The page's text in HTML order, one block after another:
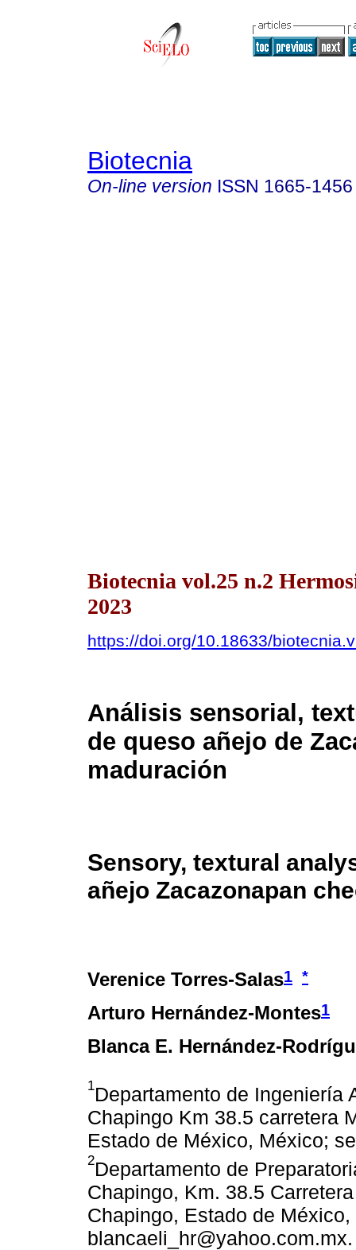
Biotecnia
On-line version ISSN 1665-1456
Biotecnia vol.25 n.2
2023
https://doi.org/10.18633/
Análisis sensorial,
de queso añejo de
maduración
Sensory, textural
añejo Zacazonapan
Verenice Torres-Salas1 *
Arturo Hernández-Montes1
Blanca E. Hernández-
1Departamento de Ingeniería
Chapingo Km 38.5 carretera
Estado de México, México;
2Departamento de
Chapingo, Km. 38.5
Chapingo, Estado de
blancaeli_hr@yahoo.com.mx.